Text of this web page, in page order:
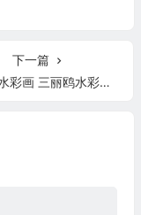
下一篇
画 三丽鸥水彩画教程